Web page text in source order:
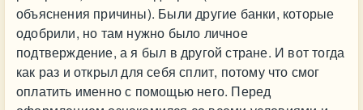
объяснения причины). Были другие банки, которые
одобрили, но там нужно было личное
подтверждение, а я был в другой стране. И вот тогда
как раз и открыл для себя сплит, потому что смог
оплатить именно с помощью него. Перед